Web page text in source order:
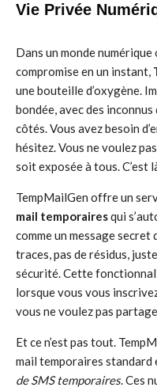
Vie Privée
Dans un monde
compromise en un instant,
une bouteille d’oxygène.
bondée, avec des
côtés. Vous avez besoin
hésitez. Vous ne voulez
soit exposée à tous. C’est
TempMailGen offre un
mail temporairesqui
comme un message secret
traces, pas de résidus,
sécurité. Cette
lorsque vous vous
vous ne voulez pas
Et ce n’est pas tout.
mail temporaires
de SMS temporaires. Ces